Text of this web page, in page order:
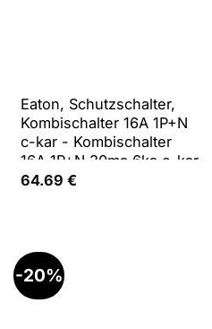
Eaton, Schutzschalter,
Kombischalter 16A 1P+N
c-kar - Kombischalter
16A 1P+N 30ma 6ka c-kar
pkn6-16/1n/c/003
64.69 €
-20%